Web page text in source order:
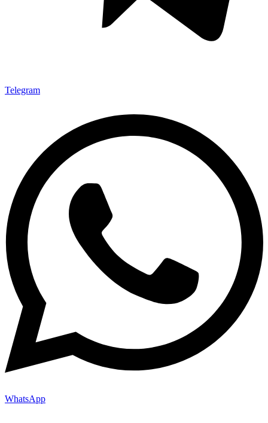
Telegram
WhatsApp